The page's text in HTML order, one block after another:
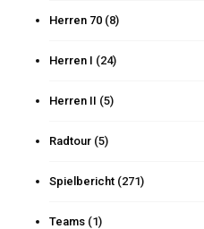
Herren 70 (8)
Herren I (24)
Herren II (5)
Radtour (5)
Spielbericht (271)
Teams (1)